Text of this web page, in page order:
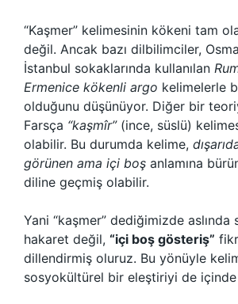
“Kaşmer” kelimesinin kökeni tam
değil. Ancak bazı dilbilimciler,
İstanbul sokaklarında kullanılan
Ermenice kökenli argo kelimelerle
olduğunu düşünüyor. Diğer bir
Farsça “kaşmîr”(ince, süslü)
olabilir. Bu durumda kelime,
görünen ama içi boş anlamına
diline geçmiş olabilir.
Yani “kaşmer” dediğimizde aslında
hakaret değil, “içi boş gösteriş”
dillendirmiş oluruz. Bu yönüyle
sosyokültürel bir eleştiriyi de içinde